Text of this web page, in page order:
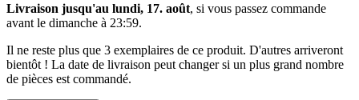
Livraison jusqu'au lundi, 17. août, si vous passez commande
avant le dimanche à 23:59.
Il ne reste plus que 3 exemplaires de ce produit. D'autres arriveront
bientôt ! La date de livraison peut changer si un plus grand nombre
de pièces est commandé.